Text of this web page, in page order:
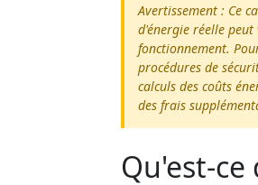
Avertissement : Ce
d'énergie réelle
fonctionnement.
procédures de
calculs des coûts
des frais
Qu'est-